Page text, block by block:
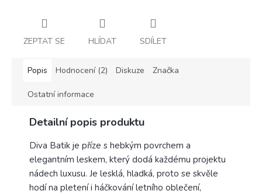
ZEPTAT SE HLÍDAT SDÍLET
Popis Hodnocení (2) Diskuze Značka
Ostatní informace
Detailní popis produktu
Diva Batik je příze s hebkým povrchem a
elegantním leskem, který dodá každému projektu
nádech luxusu. Je lesklá, hladká, proto se skvěle
hodí na pletení i háčkování letního oblečení,